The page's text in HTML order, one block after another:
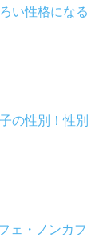
い性格になる
の性別！性別
ェ・ノンカフ